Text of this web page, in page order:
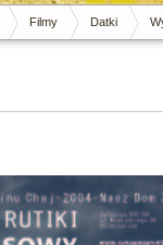
Filmy Datki